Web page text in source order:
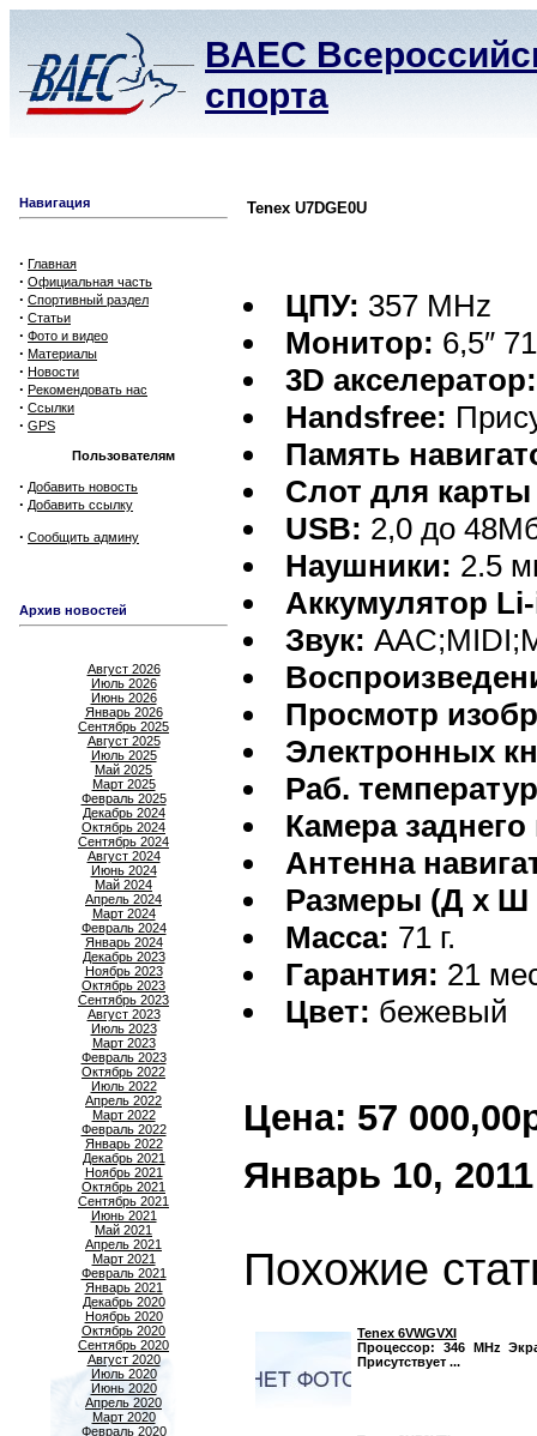
ВАЕС
спорта
Навигация
· Главная
· Официальная часть
· Спортивный раздел
· Статьи
· Фото и видео
· Материалы
· Новости
· Рекомендовать нас
· Ссылки
· GPS
Пользователям
· Добавить новость
· Добавить ссылку
· Сообщить админу
Архив новостей
Август 2026
Июль 2026
Июнь 2026
Январь 2026
Сентябрь 2025
Август 2025
Июль 2025
Май 2025
Март 2025
Февраль 2025
Декабрь 2024
Октябрь 2024
Сентябрь 2024
Август 2024
Июнь 2024
Май 2024
Апрель 2024
Март 2024
Февраль 2024
Январь 2024
Декабрь 2023
Ноябрь 2023
Октябрь 2023
Сентябрь 2023
Август 2023
Июль 2023
Март 2023
Февраль 2023
Октябрь 2022
Июль 2022
Апрель 2022
Март 2022
Февраль 2022
Январь 2022
Декабрь 2021
Ноябрь 2021
Октябрь 2021
Сентябрь 2021
Июнь 2021
Май 2021
Апрель 2021
Март 2021
Февраль 2021
Январь 2021
Декабрь 2020
Ноябрь 2020
Октябрь 2020
Сентябрь 2020
Август 2020
Июль 2020
Июнь 2020
Апрель 2020
Март 2020
Февраль 2020
Tenex U7DGE0U
ЦПУ: 357 MHz
Монитор: 6,5″
3D акселератор:
Handsfree:
Память
Слот для
USB: 2,0 до
Наушники: 2.5
Аккумулятор
Звук:
Просмотр
Электронных
Раб.
Камера
Антенна
Размеры (Д х Ш
Масса: 71 г.
Гарантия: 21
Цвет: бежевый
Цена: 57
Январь 10, 2011
Похожие
Tenex 6VWGVXI
Процессор: 346 MHz
Присутствует ...